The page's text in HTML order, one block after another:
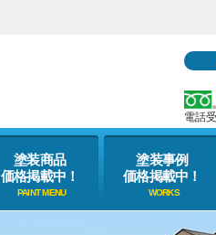
電話
塗装商品
価格掲載中！
塗装事例
価格掲載中！